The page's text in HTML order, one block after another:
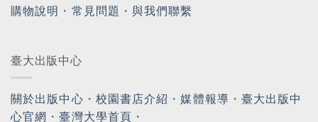
購物說明 ・ 常見問題 ・與我們聯繫
臺大出版中心
關於出版中心 ・ 校園書店介紹 ・媒體報導 ・ 臺大出版中
心官網 ・臺灣大學首頁 ・